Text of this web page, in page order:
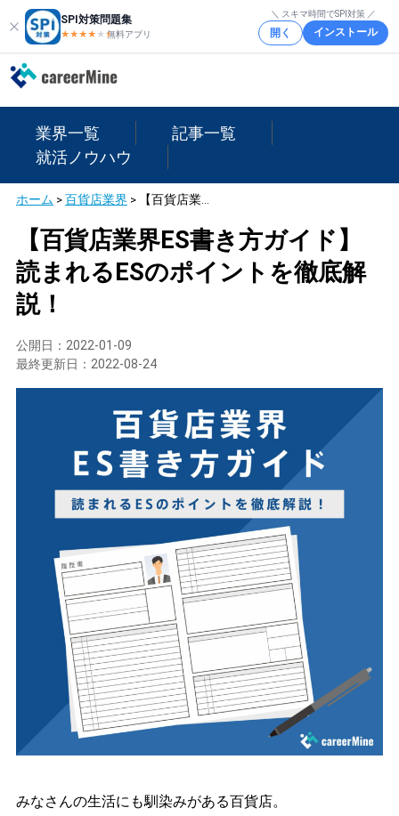
SPI対策問題集
★★★★ ★★
無料アプリ
＼ スキマ時間でSPI対策 ／
開く インストール
業界一覧
記事一覧
就活ノウハウ
ホーム >百貨店業界 > 【百貨店業界ES書き方ガイド】読まれるESのポイントを徹底解説！
【百貨店業界ES書き方ガイド】
読まれるESのポイントを徹底解
説！
公開日： 2022-01-09
最終更新日： 2022-08-24
みなさんの生活にも馴染みがある百貨店。